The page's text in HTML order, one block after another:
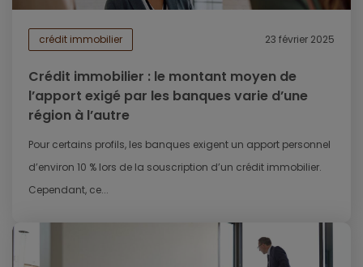
crédit immobilier 23 février 2025
Crédit immobilier : le montant moyen de
l’apport exigé par les banques varie d’une
région à l’autre
Pour certains profils, les banques exigent un apport personnel
d’environ 10 % lors de la souscription d’un crédit immobilier.
Cependant, ce...